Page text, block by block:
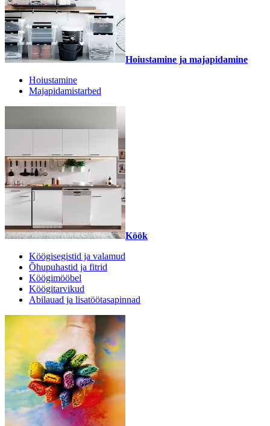
Hoiustamine ja majapidamine
Hoiustamine
Majapidamistarbed
Köök
Köögisegistid ja valamud
Õhupuhastid ja fitrid
Köögimööbel
Köögitarvikud
Abilauad ja lisatöötasapinnad